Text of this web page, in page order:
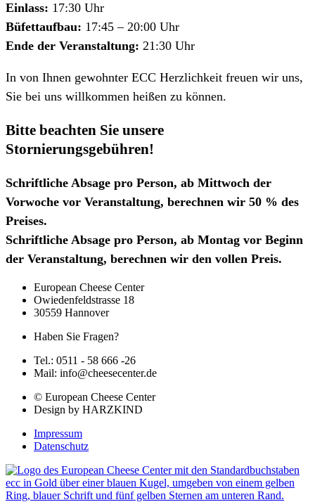
Einlass: 17:30 Uhr
Büfettaufbau: 17:45 – 20:00 Uhr
Ende der Veranstaltung: 21:30 Uhr
In von Ihnen gewohnter ECC Herzlichkeit freuen wir uns,
Sie bei uns willkommen heißen zu können.
Bitte beachten Sie unsere
Stornierungsgebühren!
Schriftliche Absage pro Person, ab Mittwoch der
Vorwoche vor Veranstaltung, berechnen wir 50 % des
Preises.
Schriftliche Absage pro Person, ab Montag vor Beginn
der Veranstaltung, berechnen wir den vollen Preis.
European Cheese Center
Owiedenfeldstrasse 18
30559 Hannover
Haben Sie Fragen?
Tel.: 0511 - 58 666 -26
Mail: info@cheesecenter.de
© European Cheese Center
Design by HARZKIND
Impressum
Datenschutz